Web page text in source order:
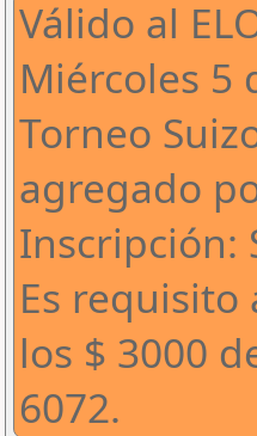
Válido al
Miércoles 5
Torneo
agregado
Inscripción:
Es requisito
los $ 3000
6072.